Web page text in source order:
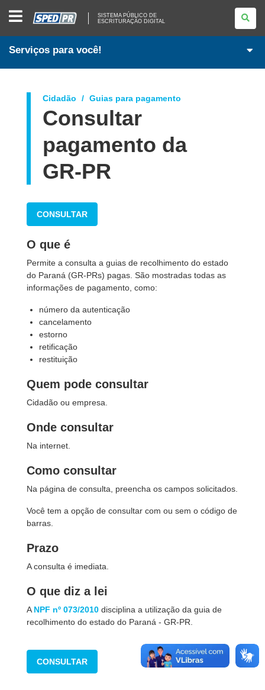
PÚBLICO
DE
ESCRITURAÇÃO
SISTEMA PÚBLICO DE
ESCRITURAÇÃO DIGITAL
Serviços para você!
Cidadão Guias para pagamento
Consultar
pagamento da
GR-PR
CONSULTAR
O que é
Permite a consulta a guias de recolhimento do estado
do Paraná (GR-PRs) pagas. São mostradas todas as
informações de pagamento, como:
número da autenticação
cancelamento
estorno
retificação
restituição
Quem pode consultar
Cidadão ou empresa.
Onde consultar
Na internet.
Como consultar
Na página de consulta, preencha os campos solicitados.
Você tem a opção de consultar com ou sem o código de
barras.
Prazo
A consulta é imediata.
O que diz a lei
A NPF nº 073/2010 disciplina a utilização da guia de
recolhimento do estado do Paraná - GR-PR.
CONSULTAR